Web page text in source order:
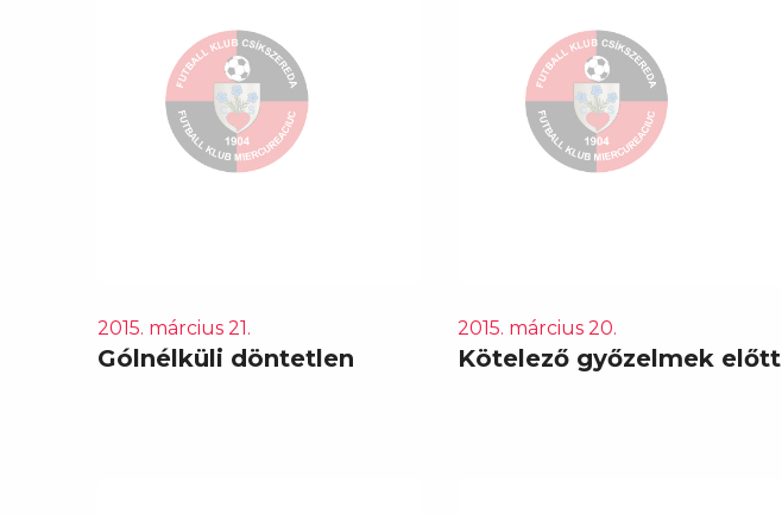
2015. március 21.
Gólnélküli döntetlen
2015. március 20.
Kötelező győzelmek előtt